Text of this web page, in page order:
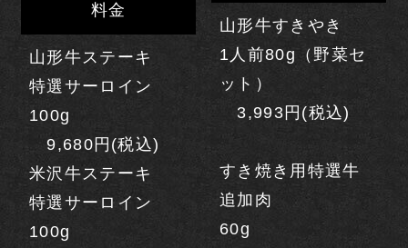
料金
山形牛ステーキ
特選サーロイン
100g
9,680円(税込)
米沢牛ステーキ
特選サーロイン
100g
山形牛すきやき
1人前80g（野菜セ
ット）
3,993円(税込)
すき焼き用特選牛
追加肉
60g
HOME
ご宿泊予約